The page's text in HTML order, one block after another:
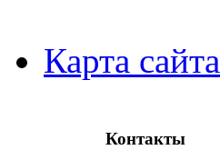
Карта сайта
Контакты